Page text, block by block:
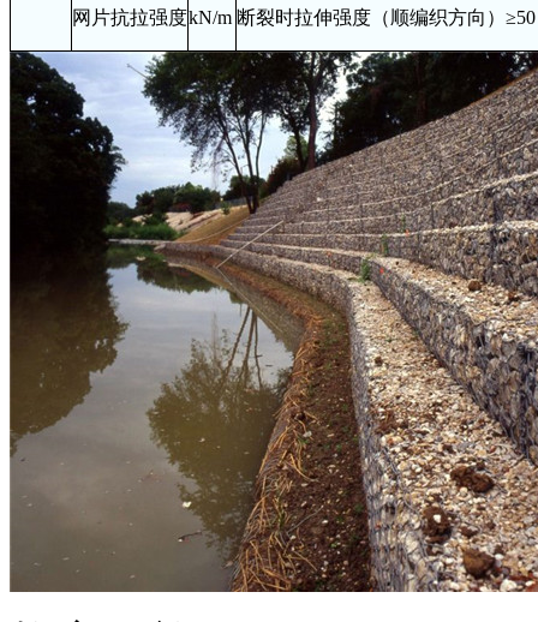
网片抗拉强度kN/m 断裂时拉伸强度（顺编织方向）≥50